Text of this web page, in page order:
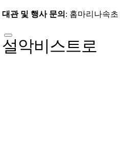
대관 및 행사 문의 : 홈마리나속초
설악비스트로